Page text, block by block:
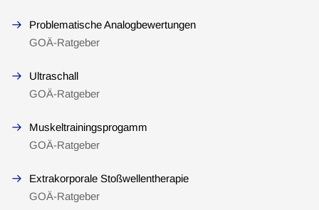
Problematische Analogbewertungen
GOÄ-Ratgeber
Ultraschall
GOÄ-Ratgeber
Muskeltrainingsprogamm
GOÄ-Ratgeber
Extrakorporale Stoßwellentherapie
GOÄ-Ratgeber